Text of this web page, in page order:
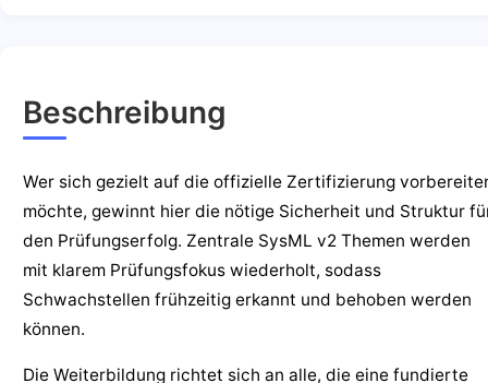
Beschreibung
Wer sich gezielt auf die offizielle Zertifizierung
möchte, gewinnt hier die nötige Sicherheit und Struktur
den Prüfungserfolg. Zentrale SysML v2 Themen werden
mit klarem Prüfungsfokus wiederholt, sodass
Schwachstellen frühzeitig erkannt und behoben werden
können.
Die Weiterbildung richtet sich an alle, die eine fundierte